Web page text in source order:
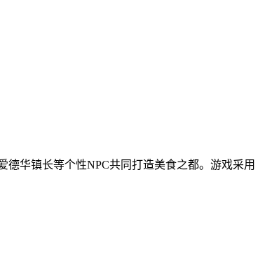
华镇长等个性NPC共同打造美食之都。游戏采用